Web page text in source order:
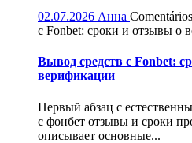
02.07.2026 Анна
с Fonbet: сроки и отзывы о
Вывод средств с Fonbet:
верификации
Первый абзац с
с фонбет отзывы и сроки
описывает основные...